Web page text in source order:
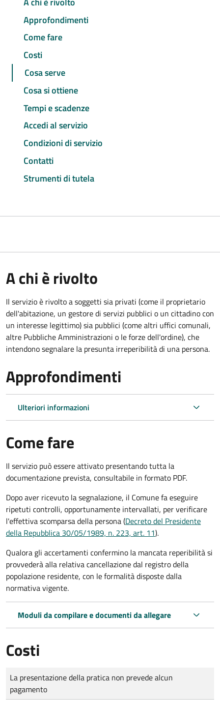
Approfondimenti
Come fare
Costi
Cosa serve
Cosa si ottiene
Tempi e scadenze
Accedi al servizio
Condizioni di servizio
Contatti
Strumenti di tutela
A chi è rivolto
Il servizio è rivolto a soggetti sia privati (come il proprietario
dell'abitazione, un gestore di servizi pubblici o un cittadino con
un interesse legittimo) sia pubblici (come altri uffici comunali,
altre Pubbliche Amministrazioni o le forze dell'ordine), che
intendono segnalare la presunta irreperibilità di una persona.
Approfondimenti
Ulteriori informazioni
Come fare
Il servizio può essere attivato presentando tutta la
documentazione prevista, consultabile in formato PDF.
Dopo aver ricevuto la segnalazione, il Comune fa eseguire
ripetuti controlli, opportunamente intervallati, per verificare
l'effettiva scomparsa della persona (Decreto del Presidente
della Repubblica 30/05/1989, n. 223, art. 11).
Qualora gli accertamenti confermino la mancata reperibilità si
provvederà alla relativa cancellazione dal registro della
popolazione residente, con le formalità disposte dalla
normativa vigente.
Moduli da compilare e documenti da allegare
Costi
Tipo di pagamento
Importo
La presentazione della pratica non prevede alcun
pagamento